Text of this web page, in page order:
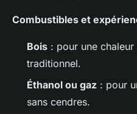
Combustibles et
Bois : pour une
traditionnel.
Éthanol ou gaz : pour
sans cendres.